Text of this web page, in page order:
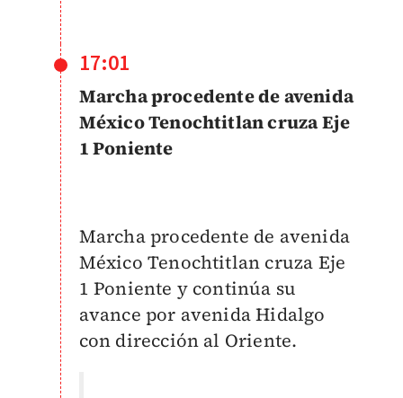
17:01
Marcha procedente de avenida
México Tenochtitlan cruza Eje
1 Poniente
Marcha procedente de avenida
México Tenochtitlan cruza Eje
1 Poniente y continúa su
avance por avenida Hidalgo
con dirección al Oriente.